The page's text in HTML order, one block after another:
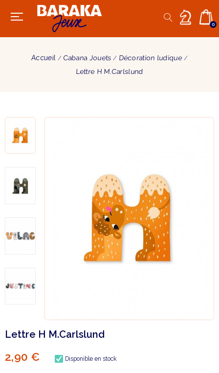
0
Accueil Cabana Jouets
Décoration ludique
Lettre H M.Carlslund
Lettre H M.Carlslund
2,90 € Disponible en stock